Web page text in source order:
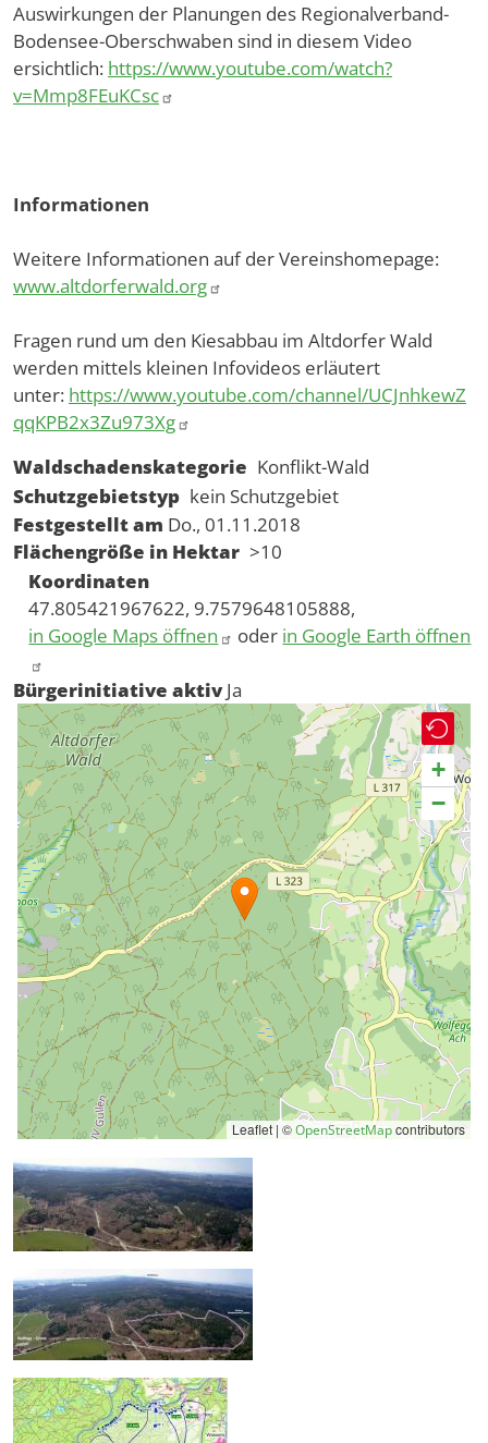
Auswirkungen der Planungen des Regionalverband-
Bodensee-Oberschwaben sind in diesem Video
ersichtlich: https://www.youtube.com/watch?
v=Mmp8FEuKCsc
Informationen
Weitere Informationen auf der Vereinshomepage:
www.altdorferwald.org
Fragen rund um den Kiesabbau im Altdorfer Wald
werden mittels kleinen Infovideos erläutert
unter: https://www.youtube.com/channel/UCJnhkewZ
qqKPB2x3Zu973Xg
Waldschadenskategorie Konflikt-Wald
Schutzgebietstyp kein Schutzgebiet
Festgestellt am Do., 01.11.2018
Flächengröße in Hektar >10
Koordinaten
47.805421967622, 9.7579648105888,
in Google Maps öffnen
oder in Google Earth öffnen
Bürgerinitiative aktiv Ja
+
−
Leaflet | ©OpenStreetMapcontributors